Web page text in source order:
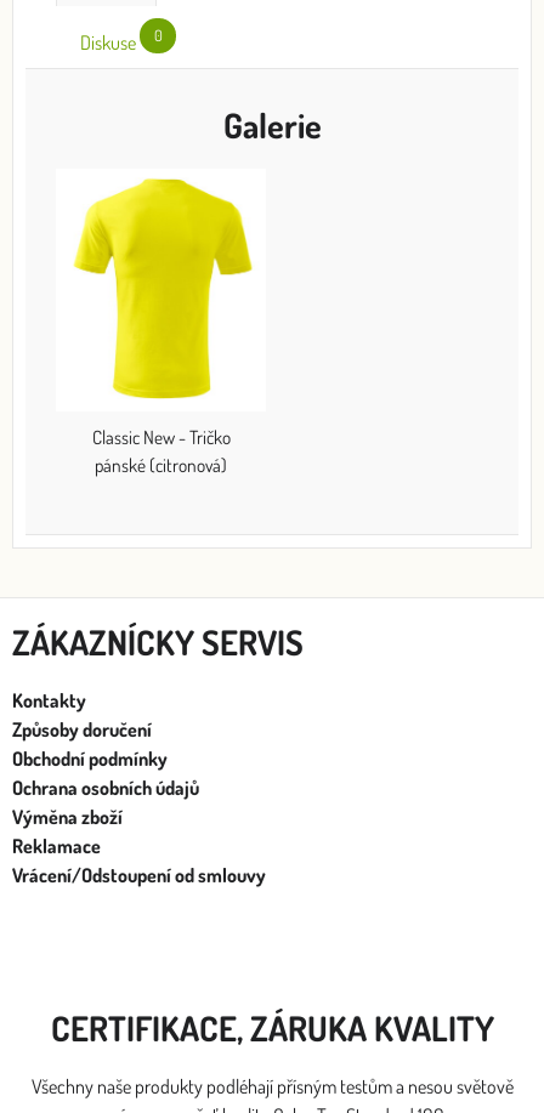
Diskuse 0
Galerie
Classic New - Tričko
pánské (citronová)
ZÁKAZNÍCKY SERVIS
Kontakty
Způsoby doručení
Obchodní podmínky
Ochrana osobních údajů
Výměna zboží
Reklamace
Vrácení/Odstoupení od smlouvy
CERTIFIKACE, ZÁRUKA KVALITY
Všechny naše produkty podléhají přísným testům a nesou světově